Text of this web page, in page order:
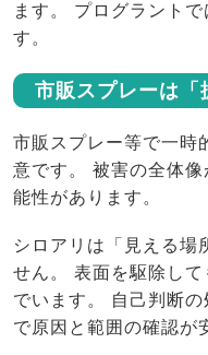
ます。 プログラント
す。
市販スプレーは「
市販スプレー等で一時
意です。 被害の全体
能性があります。
シロアリは「見える場
せん。 表面を駆除し
でいます。 自己判断
で原因と範囲の確認が